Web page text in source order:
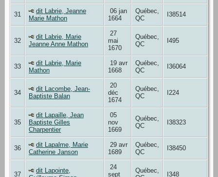
31
dit Labrie, Jeanne
Marie Mathon
06 jan
1664
Québec,
QC
I38514
32
dit Labrie, Marie
Jeanne Anne Mathon
27
mai
1670
Québec,
QC
I495
33
dit Labrie, Marie
Mathon
19 avr
1668
Québec,
QC
I36064
34
dit Lacombe, Jean-
Baptiste Balan
20
déc
1674
Québec,
QC
I224
35
dit Lapaille, Jean
Baptiste Gilles
Charpentier
05
nov
1669
Québec,
QC
I38323
36
dit Lapalme, Marie
Catherine Janson
29 avr
1689
Québec,
QC
I38450
37
dit Lapointe,
24
sept
Québec,
I348